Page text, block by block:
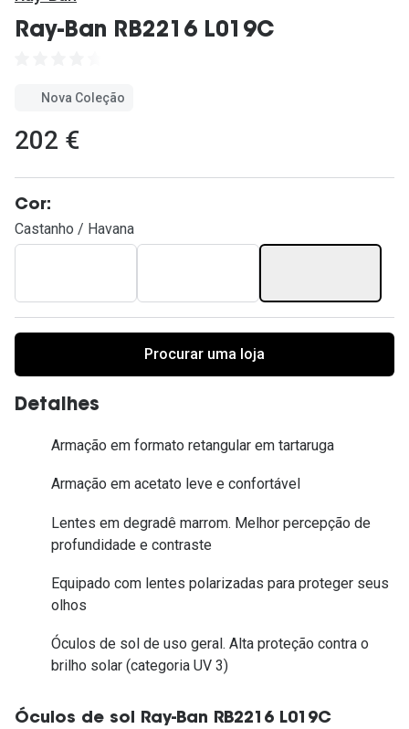
Ray-Ban RB2216 L019C
Nova Coleção
202 €
Cor:
Castanho / Havana
Procurar uma loja
Detalhes
Armação em formato retangular em tartaruga
Armação em acetato leve e confortável
Lentes em degradê marrom. Melhor percepção de
profundidade e contraste
Equipado com lentes polarizadas para proteger seus
olhos
Óculos de sol de uso geral. Alta proteção contra o
brilho solar (categoria UV 3)
Óculos de sol Ray-Ban RB2216 L019C